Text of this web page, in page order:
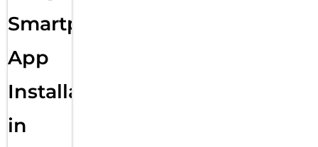
Smartphone
App
Installation
in